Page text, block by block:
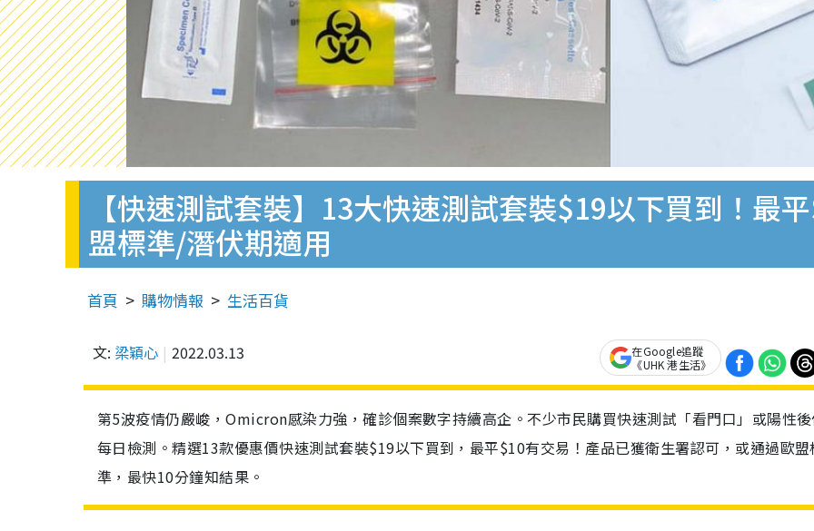
【快速測試套裝】13大快速測試套裝$19以下買到！最
盟標準/潛伏期適用
首頁 購物情報 生活百貨
文: 梁穎心 2022.03.13
在Google追蹤
《UHK 港生活》
第5波疫情仍嚴峻，Omicron感染力強，確診個案數字持續高企。不少市民購買快速測試「看門口」或陽性
每日檢測。精選13款優惠價快速測試套裝$19以下買到，最平$10有交易！產品已獲衛生署認可，或通過歐盟
準，最快10分鐘知結果。